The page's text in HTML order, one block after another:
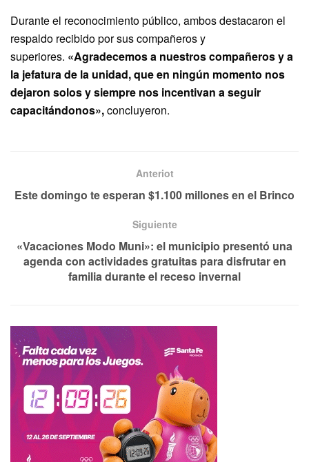
Durante el reconocimiento público, ambos destacaron el
respaldo recibido por sus compañeros y
superiores. «Agradecemos a nuestros compañeros y a
la jefatura de la unidad, que en ningún momento nos
dejaron solos y siempre nos incentivan a seguir
capacitándonos»,concluyeron.
Anteriot
Este domingo te esperan $1.100 millones en el Brinco
Siguiente
«Vacaciones Modo Muni»: el municipio presentó una
agenda con actividades gratuitas para disfrutar en
familia durante el receso invernal